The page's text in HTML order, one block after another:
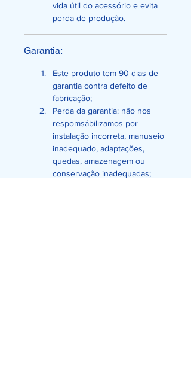
vida útil do acessório e evita
perda de produção.
Garantia:
Este produto tem 90 dias de
garantia contra defeito de
fabricação;
Perda da garantia: não nos
respomsábilizamos por
instalação incorreta, manuseio
inadequado, adaptações,
quedas, amazenagem ou
conservação inadequadas;